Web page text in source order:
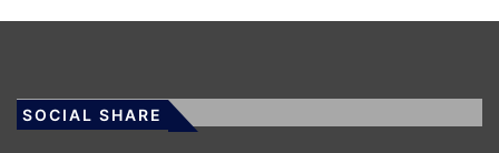
SOCIAL SHARE